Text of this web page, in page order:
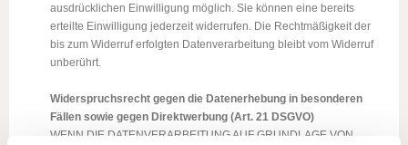
ausdrücklichen Einwilligung möglich. Sie können eine bereits
erteilte Einwilligung jederzeit widerrufen. Die Rechtmäßigkeit der
bis zum Widerruf erfolgten Datenverarbeitung bleibt vom Widerruf
unberührt.
Widerspruchsrecht gegen die Datenerhebung in besonderen
Fällen sowie gegen Direktwerbung (Art. 21 DSGVO)
WENN DIE DATENVERARBEITUNG AUF GRUNDLAGE VON